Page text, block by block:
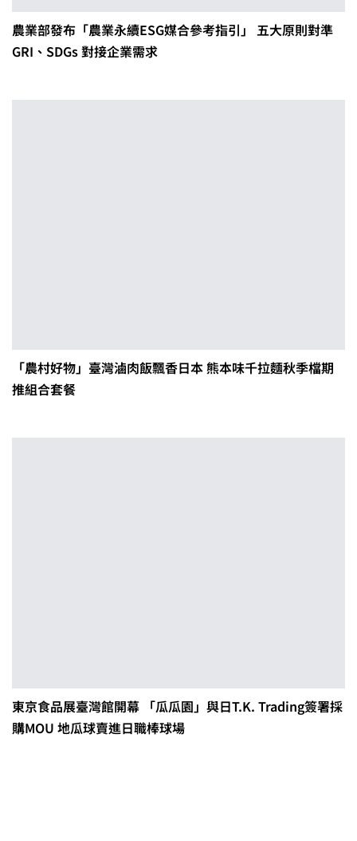
農業部發布「農業永續ESG媒合參考指引」 五大原則對準
GRI、SDGs 對接企業需求
「農村好物」臺灣滷肉飯飄香日本 熊本味千拉麵秋季檔期
推組合套餐
東京食品展臺灣館開幕 「瓜瓜園」與日T.K. Trading簽署採
購MOU 地瓜球賣進日職棒球場